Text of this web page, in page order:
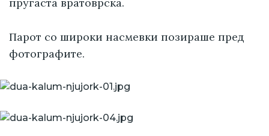
пругаста вратоврска.
Парот со широки насмевки позираше пред
фотографите.